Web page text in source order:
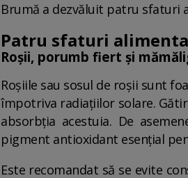
Brumă a dezvăluit patru
Patru sfaturi
Roșii, porumb fiert și
Roșiile sau sosul de roșii sunt
împotriva radiațiilor solare.
absorbția acestuia. De
pigment antioxidant esențial
Este recomandat să se evite